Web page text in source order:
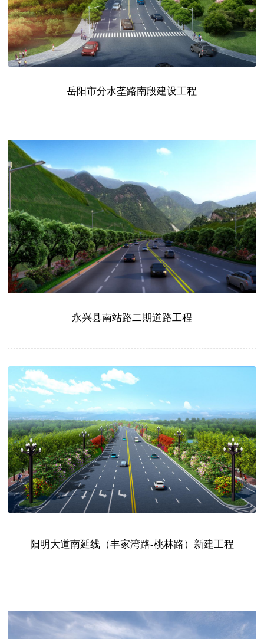
岳阳市分水垄路南段建设工程
永兴县南站路二期道路工程
阳明大道南延线（丰家湾路-桃林路）新建工程